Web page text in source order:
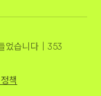
었습니다 | 353
책